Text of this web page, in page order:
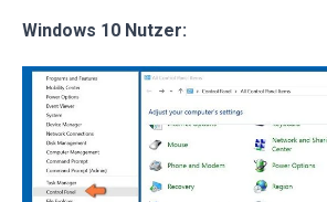
Windows 10 Nutzer: